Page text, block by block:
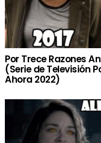
Por Trece Razones
(Serie de Televisión
Ahora 2022)